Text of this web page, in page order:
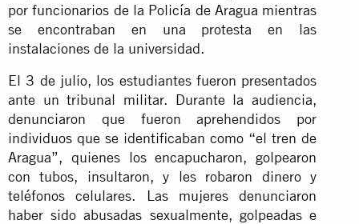
por funcionarios de la Policía de Aragua mientras
se encontraban en una protesta en las
instalaciones de la universidad.
El 3 de julio, los estudiantes fueron presentados
ante un tribunal militar. Durante la audiencia,
denunciaron que fueron aprehendidos por
individuos que se identificaban como “el tren de
Aragua”, quienes los encapucharon, golpearon
con tubos, insultaron, y les robaron dinero y
teléfonos celulares. Las mujeres denunciaron
haber sido abusadas sexualmente, golpeadas e